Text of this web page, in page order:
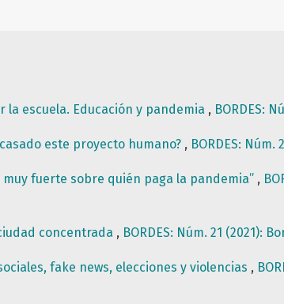
la escuela. Educación y pandemia , BORDES:
este proyecto humano? , BORDES:
muy fuerte sobre quién paga la pandemia” ,
concentrada , BORDES: Núm. 21 (2021):
fake news, elecciones y violencias ,